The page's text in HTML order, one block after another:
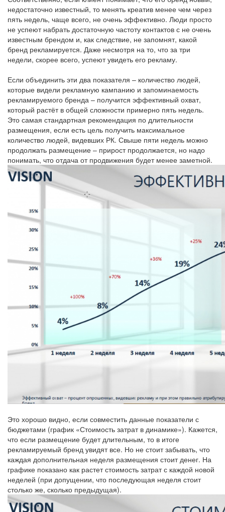
недостаточно известный, то менять креатив менее чем через
пять недель, чаще всего, не очень эффективно. Люди просто
не успеют набрать достаточную частоту контактов с не очень
известным брендом и, как следствие, не запомнят, какой
бренд рекламируется. Даже несмотря на то, что за три
недели, скорее всего, успеют увидеть его рекламу.
Если объединить эти два показателя – количество людей,
которые видели рекламную кампанию и запоминаемость
рекламируемого бренда – получится эффективный охват,
который растёт в общей сложности примерно пять недель.
Это самая стандартная рекомендация по длительности
размещения, если есть цель получить максимальное
количество людей, видевших РК. Свыше пяти недель можно
продолжать размещение – прирост продолжается, но надо
понимать, что отдача от продвижения будет менее заметной.
Это хорошо видно, если совместить данные показатели с
бюджетами (график «Стоимость затрат в динамике»). Кажется,
что если размещение будет длительным, то в итоге
рекламируемый бренд увидят все. Но не стоит забывать, что
каждая дополнительная неделя размещения стоит денег. На
графике показано как растет стоимость затрат с каждой новой
неделей (при допущении, что последующая неделя стоит
столько же, сколько предыдущая).